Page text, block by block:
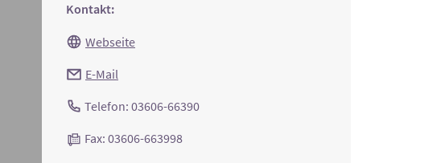
Kontakt:
Webseite
E-Mail
Telefon: 03606-66390
Fax: 03606-663998